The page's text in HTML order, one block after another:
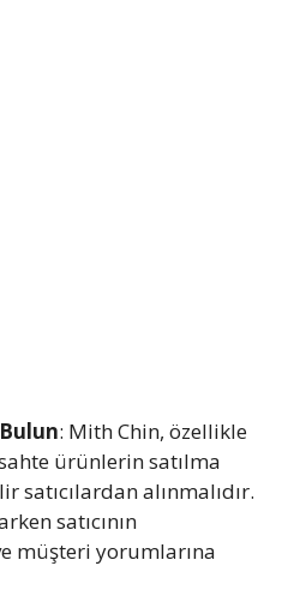
: Mith Chin, özellikle
ürünlerin satılma
satıcılardan alınmalıdır.
satıcının
müşteri yorumlarına